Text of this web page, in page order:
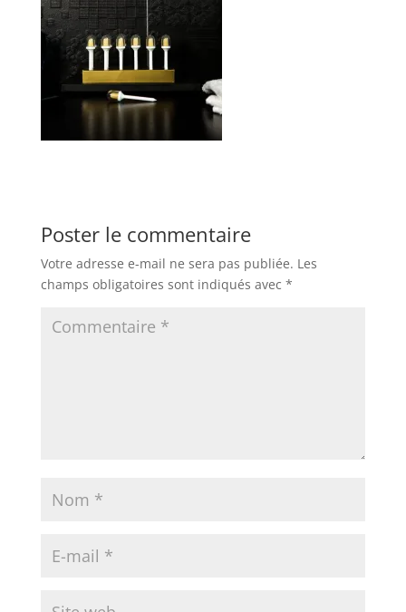
Poster le commentaire
Votre adresse e-mail ne sera pas publiée. Les
champs obligatoires sont indiqués avec *